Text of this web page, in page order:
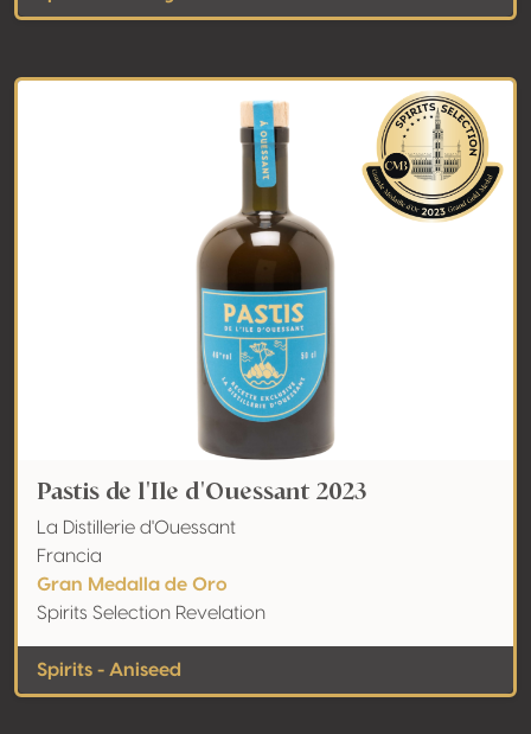
Pastis de l'Ile d'Ouessant 2023
La Distillerie d'Ouessant
Francia
Gran Medalla de Oro
Spirits Selection Revelation
Spirits - Aniseed